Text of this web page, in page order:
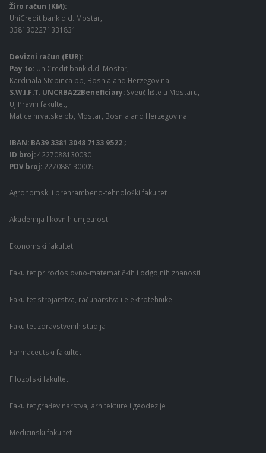
Žiro račun (KM):
UniCredit bank d.d. Mostar,
3381302271331831
Devizni račun (EUR):
Pay to: UniCredit bank d.d. Mostar,
Kardinala Stepinca bb, Bosnia and Herzegovina
S.W.I.F.T. UNCRBA22Beneficiary: Sveučilište u Mostaru,
UJ Pravni fakultet,
Matice hrvatske bb, Mostar, Bosnia and Herzegovina
IBAN: BA39 3381 3048 7133 9522 ;
ID broj:4227088130030
PDV broj: 227088130005
Agronomski i prehrambeno-tehnološki fakultet
Akademija likovnih umjetnosti
Ekonomski fakultet
Fakultet prirodoslovno-matematičkih i odgojnih znanosti
Fakultet strojarstva, računarstva i elektrotehnike
Fakultet zdravstvenih studija
Farmaceutski fakultet
Filozofski fakultet
Fakultet građevinarstva, arhitekture i geodezije
Medicinski fakultet